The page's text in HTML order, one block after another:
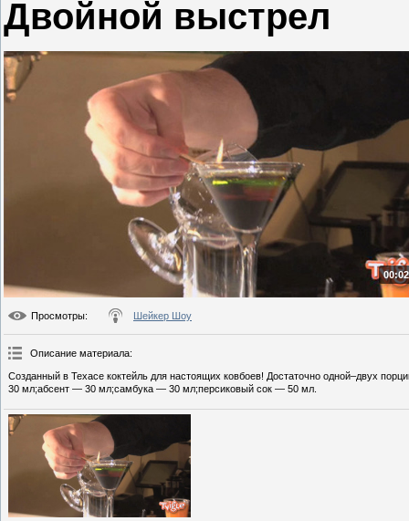
Двойной выстрел
Просмотры: Шейкер Шоу
Описание материала:
Созданный в Техасе коктейль для настоящих ковбоев! Достаточно одной–двух
30 мл;абсент — 30 мл;самбука — 30 мл;персиковый сок — 50 мл.